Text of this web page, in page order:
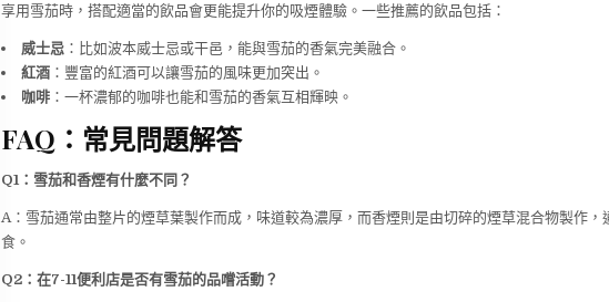
享用雪茄時，搭配適當的飲品會更能提升你的吸煙體驗。一些推薦的飲品包括：
威士忌：比如波本威士忌或干邑，能與雪茄的香氣完美融合。
紅酒：豐富的紅酒可以讓雪茄的風味更加突出。
咖啡：一杯濃郁的咖啡也能和雪茄的香氣互相輝映。
FAQ：常見問題解答
Q1：雪茄和香煙有什麼不同？
A：雪茄通常由整片的煙草葉製作而成，味道較為濃厚，而香煙則是由切碎的煙草混合物製作，
食。
Q2：在7-11便利店是否有雪茄的品嚐活動？